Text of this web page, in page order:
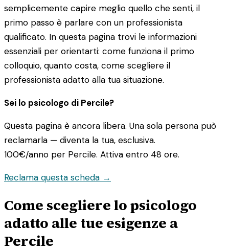
semplicemente capire meglio quello che senti, il
primo passo è parlare con un professionista
qualificato. In questa pagina trovi le informazioni
essenziali per orientarti: come funziona il primo
colloquio, quanto costa, come scegliere il
professionista adatto alla tua situazione.
Sei lo psicologo di Percile?
Questa pagina è ancora libera. Una sola persona può
reclamarla — diventa la tua, esclusiva.
100€/anno per Percile. Attiva entro 48 ore.
Reclama questa scheda →
Come scegliere lo psicologo
adatto alle tue esigenze a
Percile